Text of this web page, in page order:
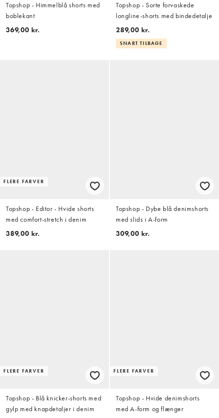
Topshop - Himmelblå shorts med
boblekant
369,00 kr.
Topshop - Sorte forvaskede
longline-shorts med bindedetalje
289,00 kr.
SNART TILBAGE
FLERE FARVER
Topshop - Editor - Hvide shorts
med comfort-stretch i denim
389,00 kr.
Topshop - Dybe blå denimshorts
med slids i A-form
309,00 kr.
FLERE FARVER
Topshop - Blå knicker-shorts med
gylp med knapdetaljer i denim
FLERE FARVER
Topshop - Hvide denimshorts
med A-form og flænger